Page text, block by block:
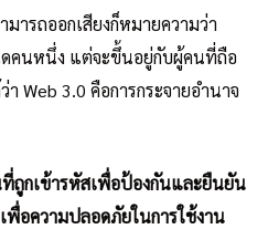
ารถออกเสียงก็หมายความว่า
คนหนึ่ง แต่จะขึ้นอยู่กับผู้คนที่ถือ
Web 3.0 คือการกระจายอำนาจ
ที่ถูกเข้ารหัสเพื่อป้องกันและยืนยัน
พื่อความปลอดภัยในการใช้งาน